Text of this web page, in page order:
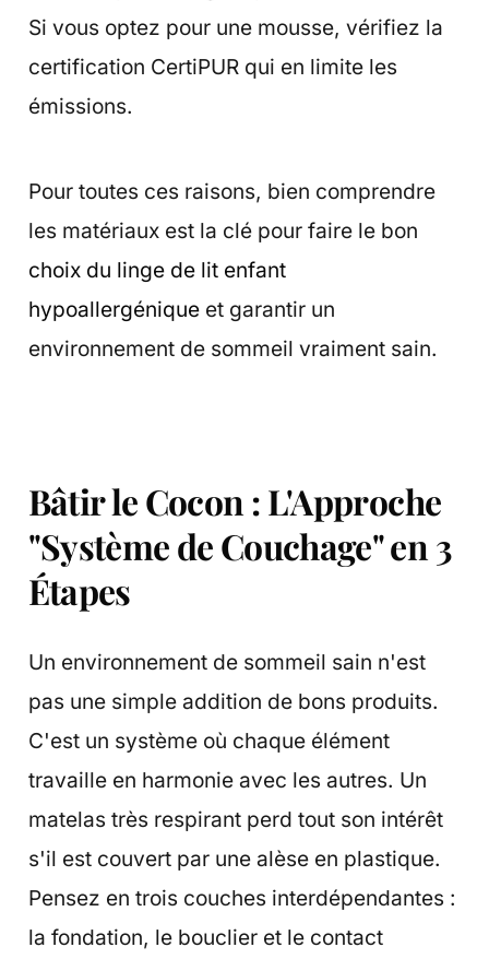
Si vous optez pour une mousse, vérifiez la
certification CertiPUR qui en limite les
émissions.
Pour toutes ces raisons, bien comprendre
les matériaux est la clé pour faire le bon
choix du linge de lit enfant
hypoallergéniqueet garantir un
environnement de sommeil vraiment sain.
Bâtir le Cocon : L'Approche
"Système de Couchage" en 3
Étapes
Un environnement de sommeil sain n'est
pas une simple addition de bons produits.
C'est un système où chaque élément
travaille en harmonie avec les autres. Un
matelas très respirant perd tout son intérêt
s'il est couvert par une alèse en plastique.
Pensez en trois couches interdépendantes :
la fondation, le bouclier et le contact